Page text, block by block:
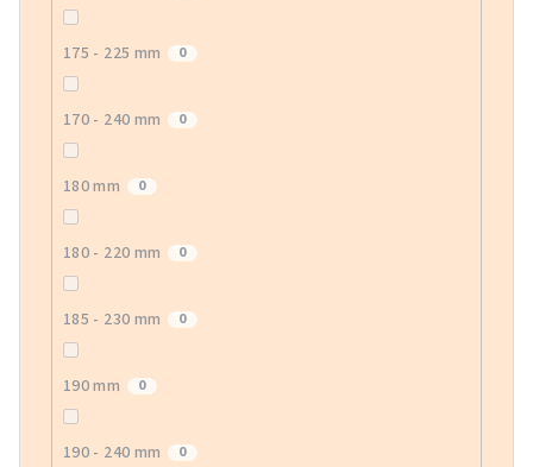
175 - 225 mm 0
170 - 240 mm 0
180 mm 0
180 - 220 mm 0
185 - 230 mm 0
190 mm 0
190 - 240 mm 0